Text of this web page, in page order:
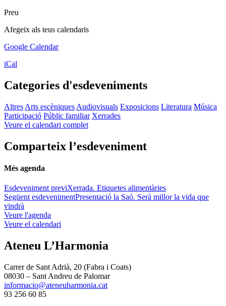
Preu
Afegeix als teus calendaris
Google Calendar
iCal
Categories d'esdeveniments
Altres Arts escèniques Audiovisuals Exposicions Literatura Música
Participació Públic familiar Xerrades
Veure el calendari complet
Comparteix l’esdeveniment
Més agenda
Esdeveniment previXerrada. Etiquetes alimentàries
Següent esdevenimentPresentació la Saó. Serà millor la vida que
vindrà
Veure l'agenda
Veure el calendari
Ateneu L’Harmonia
Carrer de Sant Adrià, 20 (Fabra i Coats)
08030 – Sant Andreu de Palomar
informacio@ateneuharmonia.cat
93 256 60 85